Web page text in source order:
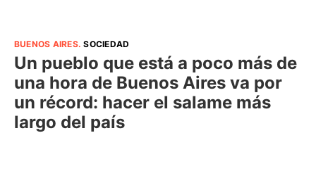
BUENOS AIRES.SOCIEDAD
Un pueblo que está a poco más de
una hora de Buenos Aires va por
un récord: hacer el salame más
largo del país